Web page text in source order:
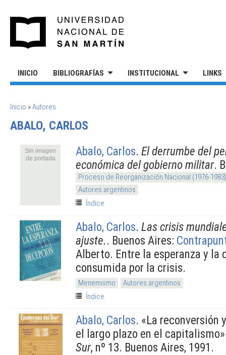
INICIO BIBLIOGRAFÍAS INSTITUCIONAL LINKS
SE ENCUENTRA USTED AQUÍ
Inicio »Autores
ABALO, CARLOS
Sin imagen
de portada
Abalo, Carlos. El derrumbe del
económica del gobierno militar.
Proceso de Reorganización Nacional (1976-1983)
Autores argentinos
Índice
Abalo, Carlos. Las crisis
ajuste.. Buenos Aires:
Alberto. Entre la esperanza y la
consumida por la crisis.
Menemismo
Autores argentinos
Índice
Abalo, Carlos. «La reconversión
el largo plazo en el
Sur, nº 13. Buenos Aires, 1991.